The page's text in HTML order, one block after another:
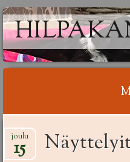
to
content
joulu
15